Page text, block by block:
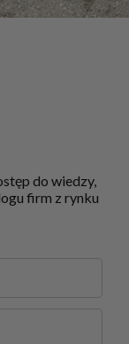
do wiedzy,
firm z rynku